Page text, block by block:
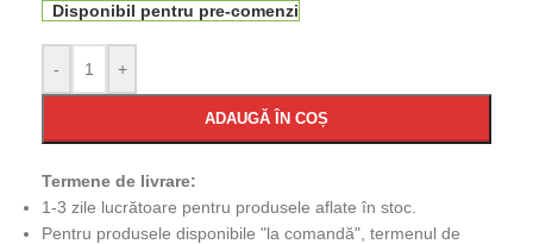
Disponibil pentru pre-comenzi
- +
ADAUGĂ ÎN COȘ
Termene de livrare:
1-3 zile lucrătoare pentru produsele aflate în stoc.
Pentru produsele disponibile "la comandă", termenul de